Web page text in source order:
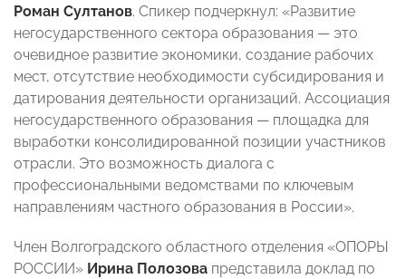
Роман Султанов. Спикер подчеркнул: «Развитие
негосударственного сектора образования — это
очевидное развитие экономики, создание рабочих
мест, отсутствие необходимости субсидирования и
датирования деятельности организаций. Ассоциация
негосударственного образования — площадка для
выработки консолидированной позиции участников
отрасли. Это возможность диалога с
профессиональными ведомствами по ключевым
направлениям частного образования в России».
Член Волгоградского областного отделения «ОПОРЫ
РОССИИ» Ирина Полозова представила доклад по